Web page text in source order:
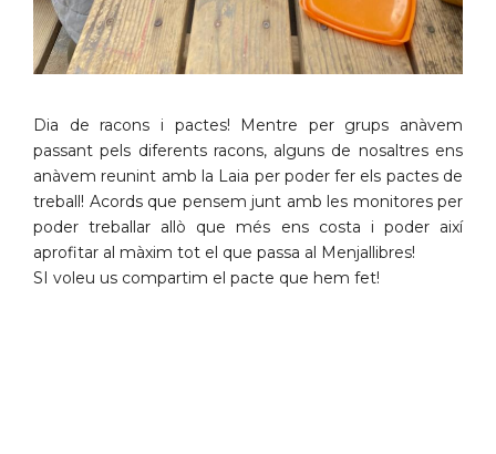
Dia de racons i pactes! Mentre per grups anàvem
passant pels diferents racons, alguns de nosaltres ens
anàvem reunint amb la Laia per poder fer els pactes de
treball! Acords que pensem junt amb les monitores per
poder treballar allò que més ens costa i poder així
aprofitar al màxim tot el que passa al Menjallibres!
SI voleu us compartim el pacte que hem fet!